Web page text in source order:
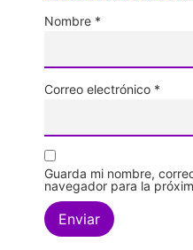
Nombre *
Correo electrónico *
Guarda mi nombre,
navegador para la